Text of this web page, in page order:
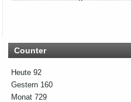
Bescheid – dann
Bitte hab ein wenig Geduld,
Counter
Heute92
Gestern 160
Monat729